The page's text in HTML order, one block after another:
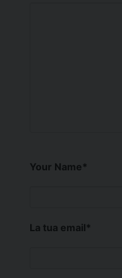
Your Name*
La tua email*